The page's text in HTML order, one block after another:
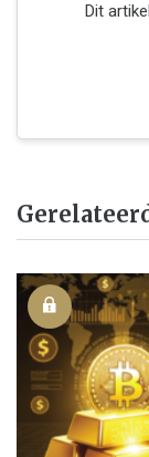
Dit